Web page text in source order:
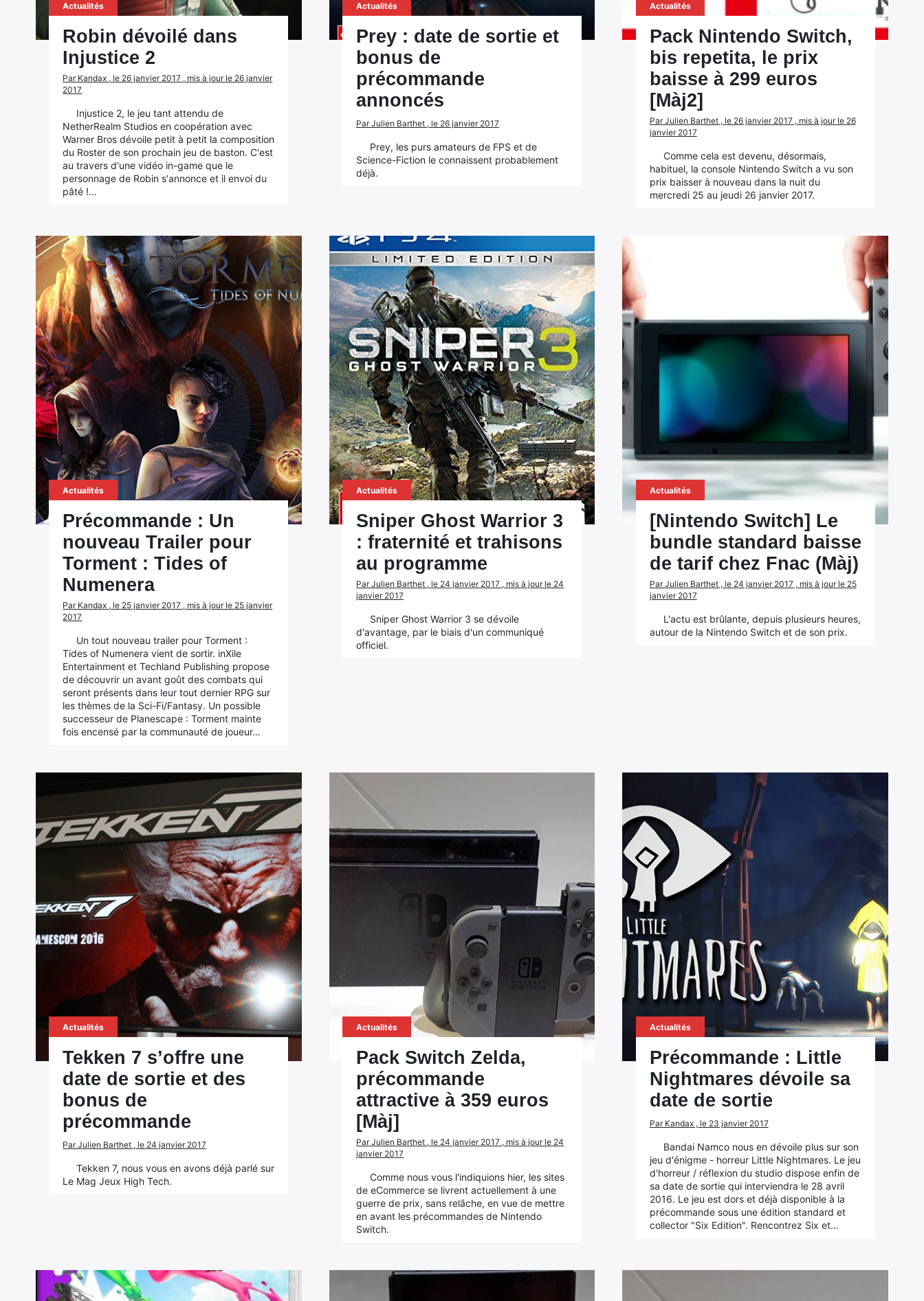
Actualités
Robin dévoilé dans
Injustice 2
Par Kandax , le 26 janvier 2017 , mis à jour le 26 janvier
2017
Injustice 2, le jeu tant attendu de
NetherRealm Studios en coopération avec
Warner Bros dévoile petit à petit la composition
du Roster de son prochain jeu de baston. C'est
au travers d'une vidéo in-game que le
personnage de Robin s'annonce et il envoi du
pâté !…
Actualités
Prey : date de sortie et
bonus de
précommande
annoncés
Par Julien Barthet , le 26 janvier 2017
Prey, les purs amateurs de FPS et de
Science-Fiction le connaissent probablement
déjà.
Actualités
Pack Nintendo Switch,
bis repetita, le prix
baisse à 299 euros
[Màj2]
Par Julien Barthet , le 26 janvier 2017 , mis à jour le 26
janvier 2017
Comme cela est devenu, désormais,
habituel, la console Nintendo Switch a vu son
prix baisser à nouveau dans la nuit du
mercredi 25 au jeudi 26 janvier 2017.
Actualités
Précommande : Un
nouveau Trailer pour
Torment : Tides of
Numenera
Par Kandax , le 25 janvier 2017 , mis à jour le 25 janvier
2017
Un tout nouveau trailer pour Torment :
Tides of Numenera vient de sortir. inXile
Entertainment et Techland Publishing propose
de découvrir un avant goût des combats qui
seront présents dans leur tout dernier RPG sur
les thèmes de la Sci-Fi/Fantasy. Un possible
successeur de Planescape : Torment mainte
fois encensé par la communauté de joueur…
Actualités
Sniper Ghost Warrior 3
: fraternité et trahisons
au programme
Par Julien Barthet , le 24 janvier 2017 , mis à jour le 24
janvier 2017
Sniper Ghost Warrior 3 se dévoile
d'avantage, par le biais d'un communiqué
officiel.
Actualités
[Nintendo Switch] Le
bundle standard baisse
de tarif chez Fnac (Màj)
Par Julien Barthet , le 24 janvier 2017 , mis à jour le 25
janvier 2017
L'actu est brûlante, depuis plusieurs heures,
autour de la Nintendo Switch et de son prix.
Actualités
Tekken 7 s’offre une
date de sortie et des
bonus de
précommande
Par Julien Barthet , le 24 janvier 2017
Tekken 7, nous vous en avons déjà parlé sur
Le Mag Jeux High Tech.
Actualités
Pack Switch Zelda,
précommande
attractive à 359 euros
[Màj]
Par Julien Barthet , le 24 janvier 2017 , mis à jour le 24
janvier 2017
Comme nous vous l'indiquions hier, les sites
de eCommerce se livrent actuellement à une
guerre de prix, sans relâche, en vue de mettre
en avant les précommandes de Nintendo
Switch.
Actualités
Précommande : Little
Nightmares dévoile sa
date de sortie
Par Kandax , le 23 janvier 2017
Bandai Namco nous en dévoile plus sur son
jeu d'énigme - horreur Little Nightmares. Le jeu
d'horreur / réflexion du studio dispose enfin de
sa date de sortie qui interviendra le 28 avril
2016. Le jeu est dors et déjà disponible à la
précommande sous une édition standard et
collector "Six Edition". Rencontrez Six et…